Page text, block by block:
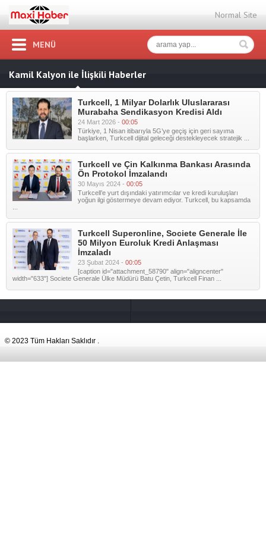
Normal Site
MENÜ
Kamil Kalyon ile İlişkili Haberler
Turkcell, 1 Milyar Dolarlık Uluslararası
Murabaha Sendikasyon Kredisi Aldı
24 Mart 2026 - 00:05
Türkiye, 1 Nisan itibarıyla 5G’ye geçiş için geri sayıma
başlarken, Turkcell dijital geleceği destekleyecek stratejik ...
Turkcell ve Çin Kalkınma Bankası Arasında
Ön Protokol İmzalandı
30 Mayıs 2024 - 00:05
Turkcell’e yurt dışındaki yatırımcılar ve kredi kuruluşları
yoğun ilgi göstermeye devam ediyor. Turkcell, bu kapsamda
Turkcell Superonline, Societe Generale İle
50 Milyon Euroluk Kredi Anlaşması
İmzaladı
23 Şubat 2024 - 00:05
[caption id="attachment_58790" align="aligncenter"
width="633"] Societe Generale Ülke Müdürü Batu Çetin, Turkcell Finan ...
© 2023 Tüm Hakları Saklıdır .